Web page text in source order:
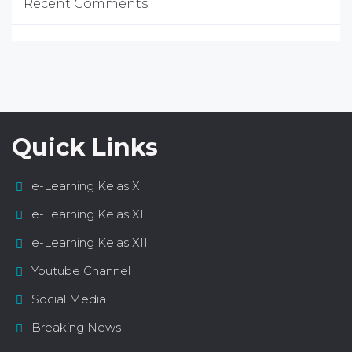
Recent Comments
Quick Links
e-Learning Kelas X
e-Learning Kelas XI
e-Learning Kelas XII
Youtube Channel
Social Media
Breaking News